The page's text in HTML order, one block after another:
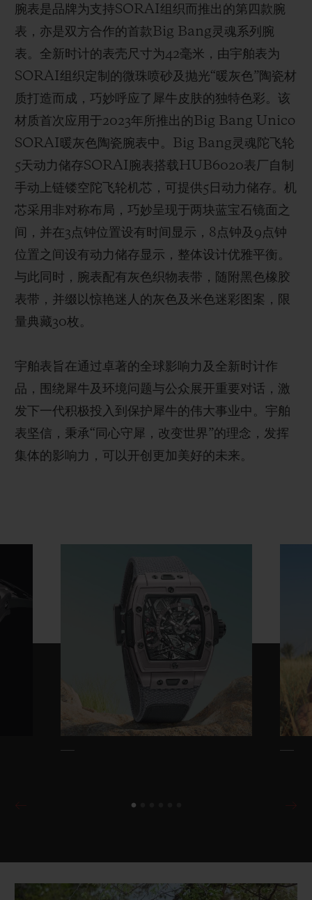
腕表是品牌为支持SORAI组织而推出的第四款腕
表，亦是双方合作的首款Big Bang灵魂系列腕
表。全新时计的表壳尺寸为42毫米，由宇舶表为
SORAI组织定制的微珠喷砂及抛光“暖灰色”陶瓷材
质打造而成，巧妙呼应了犀牛皮肤的独特色彩。该
材质首次应用于2023年所推出的Big Bang Unico
SORAI暖灰色陶瓷腕表中。Big Bang灵魂陀飞轮
5天动力储存SORAI腕表搭载HUB6020表厂自制
手动上链镂空陀飞轮机芯，可提供5日动力储存。机
芯采用非对称布局，巧妙呈现于两块蓝宝石镜面之
间，并在3点钟位置设有时间显示，8点钟及9点钟
位置之间设有动力储存显示，整体设计优雅平衡。
与此同时，腕表配有灰色织物表带，随附黑色橡胶
表带，并缀以惊艳迷人的灰色及米色迷彩图案，限
量典藏30枚。
宇舶表旨在通过卓著的全球影响力及全新时计作
品，围绕犀牛及环境问题与公众展开重要对话，激
发下一代积极投入到保护犀牛的伟大事业中。宇舶
表坚信，秉承“同心守犀，改变世界”的理念，发挥
集体的影响力，可以开创更加美好的未来。